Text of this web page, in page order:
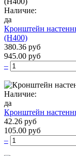
Наличие:
да
Кронштейн
(H400)
380.36 руб
945.00 руб
–
Наличие:
да
Кронштейн
42.26 руб
105.00 руб
–